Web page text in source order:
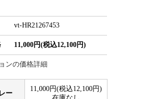
vt-HR21267453
11,000円(税込12,100円)
ンの価格詳細
ー
11,000円(税込12,100円)